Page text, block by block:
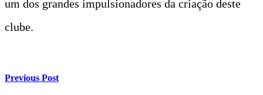
um dos grandes impulsionadores da criação deste
clube.
Previous Post